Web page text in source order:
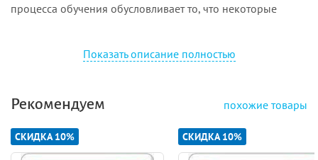
процесса обучения обусловливает то, что некоторые
возраста иностранному языку отмечают, что самым
важным элементом в данном процессе выступает
эффективность, т. е. конечный результат развития и
обучения, которого можно достигнуть только при
Показать описание полностью
Рекомендуем похожие товары
СКИДКА 10% СКИДКА 10%